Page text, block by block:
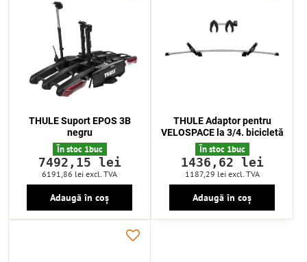
THULE Suport EPOS 3B
negru
În stoc 1buc
7492,15 lei
6191,86 lei excl. TVA
Adaugă în coș
THULE Adaptor pentru
VELOSPACE la 3/4. bicicletă
În stoc 1buc
1436,62 lei
1187,29 lei excl. TVA
Adaugă în coș